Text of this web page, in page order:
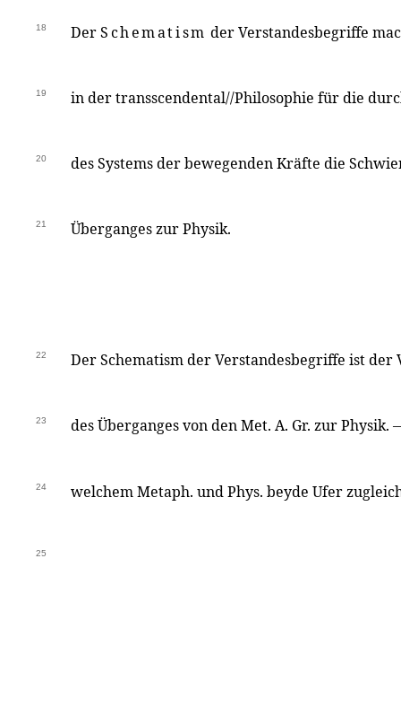
18 DerSchematism der Verstandesbegriffe
19 in der transscendental//Philosophie für die
20 des Systems der bewegenden Kräfte die
21 Überganges zur Physik.
22 Der Schematism der Verstandesbegriffe ist der
23 des Überganges von den Met. A. Gr. zur
24 welchem Metaph. und Phys. beyde Ufer
25